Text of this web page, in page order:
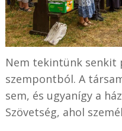
Nem tekintünk senkit
szempontból. A
sem, és ugyanígy a
Szövetség, ahol